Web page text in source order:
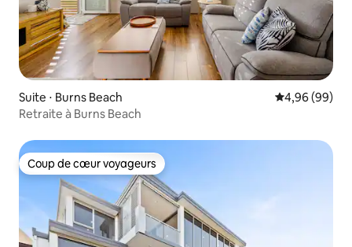
Suite ⋅ Burns Beach Évaluation
4,96 (99)
Retraite à Burns Beach
Coup de cœur voyageurs
Coup de cœur voyageurs